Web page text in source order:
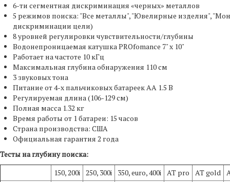
6-ти сегментная дискриминация «черных» металлов
5 режимов поиска: "Все металлы", "Ювелирные изделия",
дискриминации цели)
8 уровней регулировки чувствительности/глубины
Водонепроницаемая катушка PROfomance 7" x 10"
Работает на частоте 10 кГц
Максимальная глубина обнаружения 110 см
3 звуковых тона
Питание от 4-х пальчиковых батареек АА 1.5 В
Регулируемая длина (106-129 см)
Полная масса 1.32 кг
Время работы от 1 батареи: 15 часов
Страна производства: США
Официальная гарантия 2 года
Тесты на глубину поиска:
150, 200i 250, 300i 350, euro, 400i AT pro AT gold